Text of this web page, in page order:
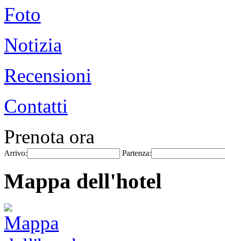
Foto
Notizia
Recensioni
Contatti
Prenota ora
Arrivo: Partenza:
Mappa dell'hotel